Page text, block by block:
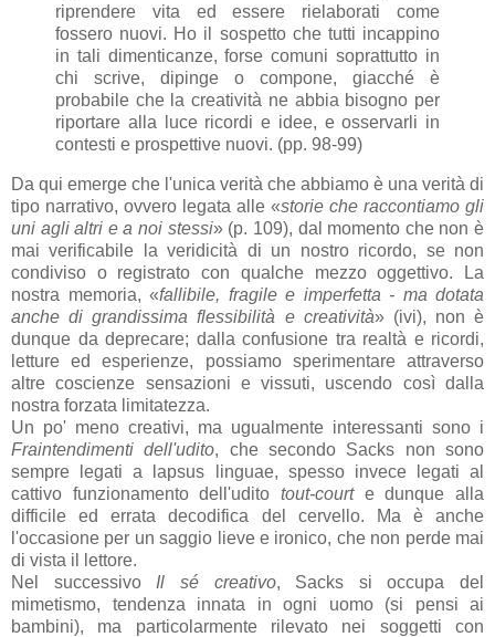
riprendere vita ed essere rielaborati come
fossero nuovi. Ho il sospetto che tutti incappino
in tali dimenticanze, forse comuni soprattutto in
chi scrive, dipinge o compone, giacché è
probabile che la creatività ne abbia bisogno per
riportare alla luce ricordi e idee, e osservarli in
contesti e prospettive nuovi. (pp. 98-99)
Da qui emerge che l'unica verità che abbiamo è una verità di
tipo narrativo, ovvero legata alle «storie che raccontiamo gli
uni agli altri e a noi stessi» (p. 109), dal momento che non è
mai verificabile la veridicità di un nostro ricordo, se non
condiviso o registrato con qualche mezzo oggettivo. La
nostra memoria, «fallibile, fragile e imperfetta - ma dotata
anche di grandissima flessibilità e creatività» (ivi), non è
dunque da deprecare; dalla confusione tra realtà e ricordi,
letture ed esperienze, possiamo sperimentare attraverso
altre coscienze sensazioni e vissuti, uscendo così dalla
nostra forzata limitatezza.
Un po' meno creativi, ma ugualmente interessanti sono i
Fraintendimenti dell'udito, che secondo Sacks non sono
sempre legati a lapsus linguae, spesso invece legati al
cattivo funzionamento dell'udito tout-courte dunque alla
difficile ed errata decodifica del cervello. Ma è anche
l'occasione per un saggio lieve e ironico, che non perde mai
di vista il lettore.
Nel successivo Il sé creativo, Sacks si occupa del
mimetismo, tendenza innata in ogni uomo (si pensi ai
bambini), ma particolarmente rilevato nei soggetti con